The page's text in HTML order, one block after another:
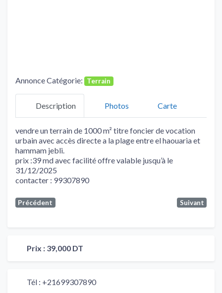
Annonce Catégorie: Terrain
Description Photos Carte
vendre un terrain de 1000 m² titre foncier de vocation
urbain avec accès directe a la plage entre el haouaria et
hammam jebli.
prix :39 md avec facilité offre valable jusqu’à le
31/12/2025
contacter : 99307890
Précédent Suivant
Prix : 39,000 DT
Tél : +21699307890